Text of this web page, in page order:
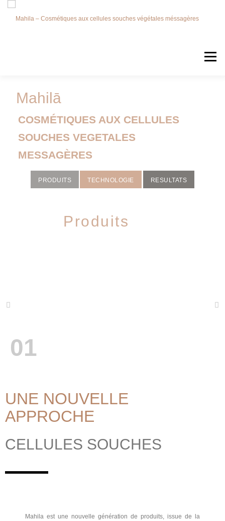
Menu
LA MARQUE
Mahilā
COSMÉTIQUES AUX CELLULES
SOUCHES VEGETALES
MESSAGÈRES
PRODUITS TECHNOLOGIE RESULTATS
Produits
01
UNE NOUVELLE
APPROCHE
CELLULES SOUCHES
Mahila est une nouvelle génération de produits, issue de la